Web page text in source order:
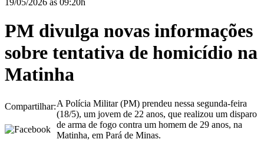
19/05/2026 às 09:20h
PM divulga novas informações
sobre tentativa de homicídio na
Matinha
Compartilhar:A Polícia Militar (PM) prendeu nessa segunda-feira
(18/5), um jovem de 22 anos, que realizou um disparo
de arma de fogo contra um homem de 29 anos, na
Matinha, em Pará de Minas.